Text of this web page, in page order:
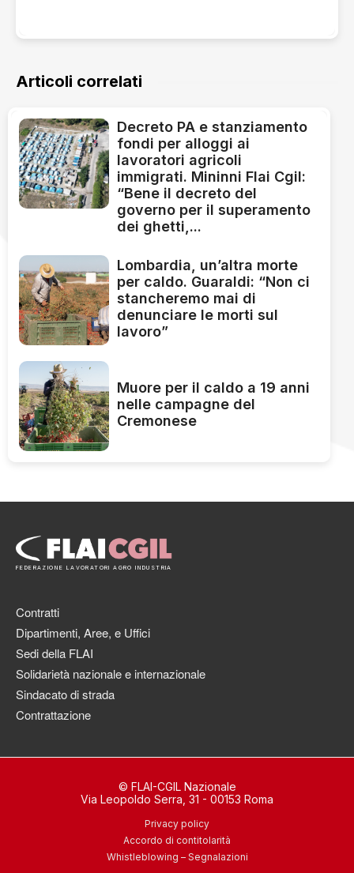
Articoli correlati
Decreto PA e stanziamento
fondi per alloggi ai
lavoratori agricoli
immigrati. Mininni Flai Cgil:
“Bene il decreto del
governo per il superamento
dei ghetti,...
Lombardia, un’altra morte
per caldo. Guaraldi: “Non ci
stancheremo mai di
denunciare le morti sul
lavoro”
Muore per il caldo a 19 anni
nelle campagne del
Cremonese
FEDERAZIONE LAVORATORI AGRO INDUSTRIA
Contratti
Dipartimenti, Aree, e Uffici
Sedi della FLAI
Solidarietà nazionale e internazionale
Sindacato di strada
Contrattazione
© FLAI-CGIL Nazionale
Via Leopoldo Serra, 31 - 00153 Roma
Privacy policy
Accordo di contitolarità
Whistleblowing – Segnalazioni